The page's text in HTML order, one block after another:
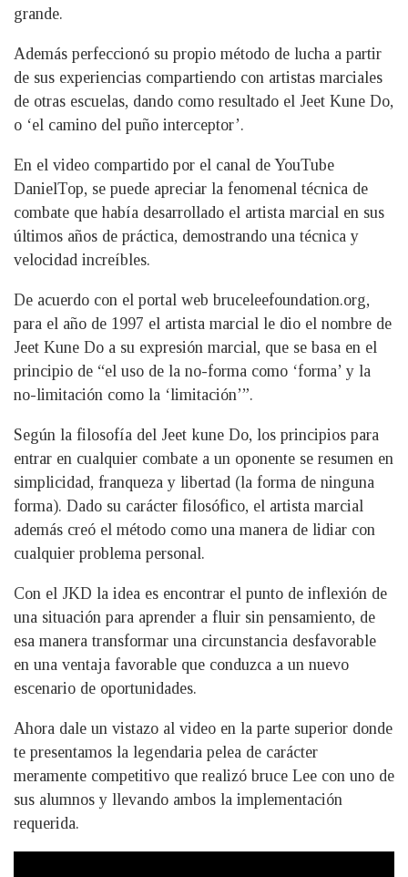
grande.
Además perfeccionó su propio método de lucha a partir
de sus experiencias compartiendo con artistas marciales
de otras escuelas, dando como resultado el Jeet Kune Do,
o ‘el camino del puño interceptor’.
En el video compartido por el canal de YouTube
DanielTop, se puede apreciar la fenomenal técnica de
combate que había desarrollado el artista marcial en sus
últimos años de práctica, demostrando una técnica y
velocidad increíbles.
De acuerdo con el portal web bruceleefoundation.org,
para el año de 1997 el artista marcial le dio el nombre de
Jeet Kune Do a su expresión marcial, que se basa en el
principio de “el uso de la no-forma como ‘forma’ y la
no-limitación como la ‘limitación’”.
Según la filosofía del Jeet kune Do, los principios para
entrar en cualquier combate a un oponente se resumen en
simplicidad, franqueza y libertad (la forma de ninguna
forma). Dado su carácter filosófico, el artista marcial
además creó el método como una manera de lidiar con
cualquier problema personal.
Con el JKD la idea es encontrar el punto de inflexión de
una situación para aprender a fluir sin pensamiento, de
esa manera transformar una circunstancia desfavorable
en una ventaja favorable que conduzca a un nuevo
escenario de oportunidades.
Ahora dale un vistazo al video en la parte superior donde
te presentamos la legendaria pelea de carácter
meramente competitivo que realizó bruce Lee con uno de
sus alumnos y llevando ambos la implementación
requerida.